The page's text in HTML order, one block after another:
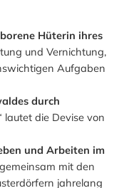
Hüterin ihres
und Vernichtung,
Aufgaben
durch
lautet die Devise von
und Arbeiten im
mit den
jahrelang